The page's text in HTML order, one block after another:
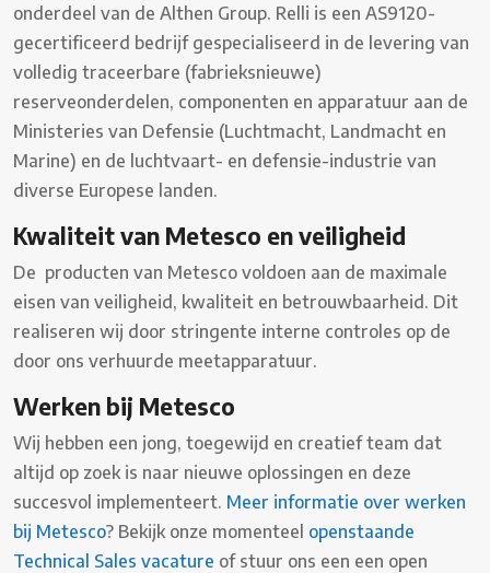
onderdeel van de Althen Group. Relli is een AS9120-
gecertificeerd bedrijf gespecialiseerd in de levering van
volledig traceerbare (fabrieksnieuwe)
reserveonderdelen, componenten en apparatuur aan de
Ministeries van Defensie (Luchtmacht, Landmacht en
Marine) en de luchtvaart- en defensie-industrie van
diverse Europese landen.
Kwaliteit van Metesco en veiligheid
De producten van Metesco voldoen aan de maximale
eisen van veiligheid, kwaliteit en betrouwbaarheid. Dit
realiseren wij door stringente interne controles op de
door ons verhuurde meetapparatuur.
Werken bij Metesco
Wij hebben een jong, toegewijd en creatief team dat
altijd op zoek is naar nieuwe oplossingen en deze
succesvol implementeert. Meer informatie over werken
bij Metesco? Bekijk onze momenteel openstaande
Technical Sales vacature of stuur ons een een open